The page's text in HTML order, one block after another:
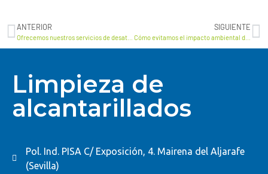
ANTERIOR SIGUIENTE
Cómo evitamos el impacto ambiental de generación de residuos en Sevilla
Limpieza de
alcantarillados
Pol. Ind. PISA C/ Exposición, 4. Mairena del Aljarafe
(Sevilla)